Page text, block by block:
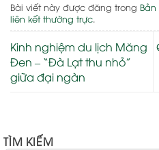
Bài viết này được đăng trong Bản
liên kết thường trực.
Kinh nghiệm du lịch Măng
Đen – “Đà Lạt thu nhỏ”
giữa đại ngàn
TÌM KIẾM